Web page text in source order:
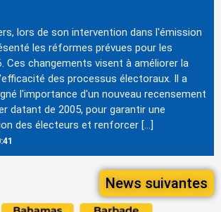
lors de son intervention dans l'émission
les réformes prévues pour les
Ces changements visent à améliorer la
des processus électoraux. Il a
l'importance d'un nouveau recensement
datant de 2005, pour garantir une
des électeurs et renforcer […]
News suivantes